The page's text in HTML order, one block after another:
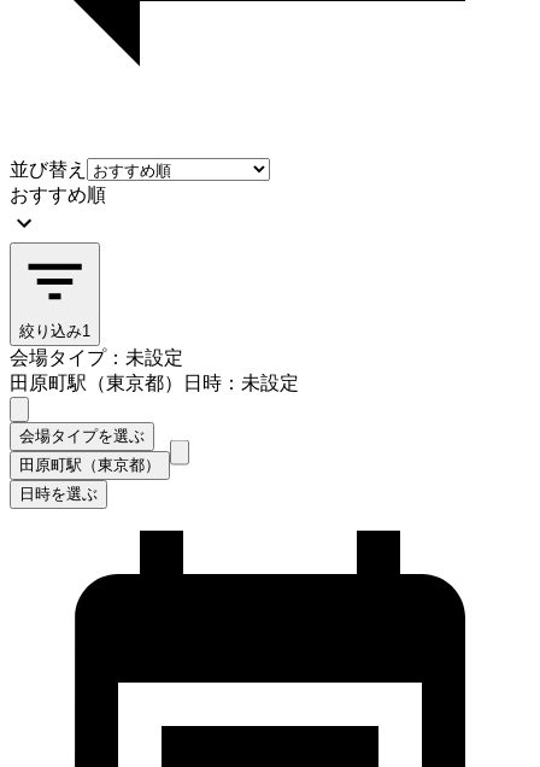
並び替え
おすすめ順
絞り込み1
会場タイプ：未設定
田原町駅（東京都）
日時：未設定
会場タイプを選ぶ
田原町駅（東京都）
日時を選ぶ